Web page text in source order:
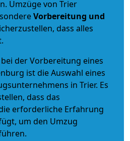
Umzüge von Trier
Vorbereitung und
dass alles
der Vorbereitung eines
ist die Auswahl eines
in Trier. Es
dass das
erforderliche Erfahrung
um den Umzug